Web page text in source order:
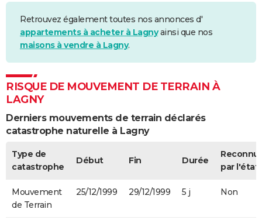
Retrouvez également toutes nos annonces d'
appartements à acheter à Lagnyainsi que nos
maisons à vendre à Lagny.
RISQUE DE MOUVEMENT DE TERRAIN À
LAGNY
Derniers mouvements de terrain déclarés
catastrophe naturelle à Lagny
Type de
catastrophe
Début Fin Durée
par l'état
Mouvement
de Terrain
25/12/1999 29/12/1999 5 j Non